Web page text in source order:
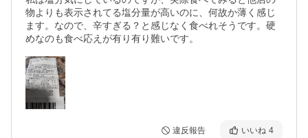
物よりも表示されてる塩分量が高いのに、何故か薄く感じ
ます。なので、辛すぎる？と感じなく食べれそうです。硬
めなのも食べ応えが有り有り難いです。
違反報告 いいね 4